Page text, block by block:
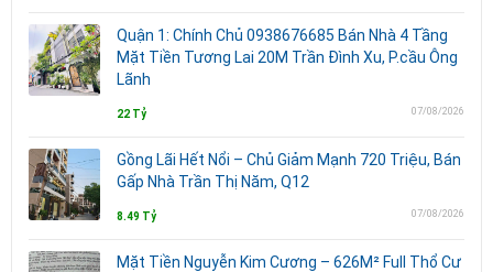
Quận 1: Chính Chủ 0938676685 Bán Nhà 4 Tầng
Mặt Tiền Tương Lai 20M Trần Đình Xu, P.cầu Ông
Lãnh
22 Tỷ 07/08/2026
Gồng Lãi Hết Nổi – Chủ Giảm Mạnh 720 Triệu, Bán
Gấp Nhà Trần Thị Năm, Q12
8.49 Tỷ 07/08/2026
Mặt Tiền Nguyễn Kim Cương – 626M² Full Thổ Cư